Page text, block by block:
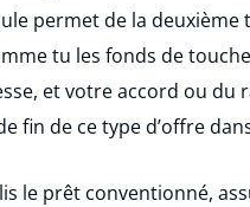
permet de la deuxième
tu les fonds de
et votre accord ou du
fin de ce type d’offre
le prêt conventionné,